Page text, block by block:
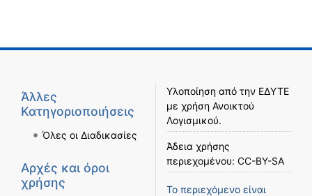
Άλλες
Κατηγοριοποιήσεις
Όλες οι Διαδικασίες
Αρχές και όροι
χρήσης
Υλοποίηση από την ΕΔΥΤΕ
με χρήση Ανοικτού
Λογισμικού.
Άδεια χρήσης
περιεχομένου: CC-BY-SA
Το περιεχόμενο είναι